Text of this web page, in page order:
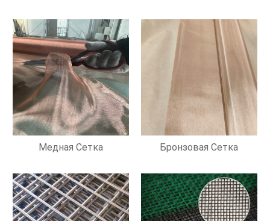
Медная Сетка Бронзовая Сетка